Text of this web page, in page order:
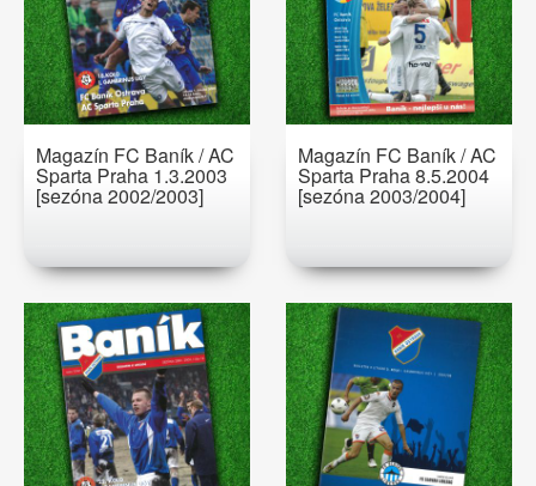
Magazín FC Baník / AC
Sparta Praha 1.3.2003
[sezóna 2002/2003]
Magazín FC Baník / AC
Sparta Praha 8.5.2004
[sezóna 2003/2004]